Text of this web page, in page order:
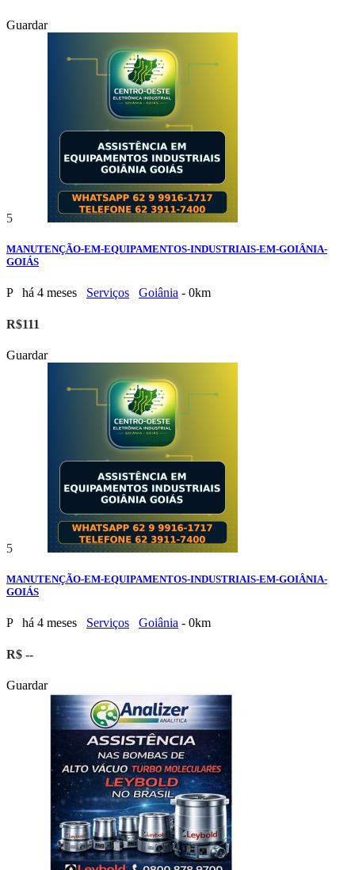
Guardar
5
MANUTENÇÃO-EM-EQUIPAMENTOS-INDUSTRIAIS-EM-GOIÂNIA-
GOIÁS
P há 4 meses Serviços Goiânia - 0km
R$111
Guardar
5
MANUTENÇÃO-EM-EQUIPAMENTOS-INDUSTRIAIS-EM-GOIÂNIA-
GOIÁS
P há 4 meses Serviços Goiânia - 0km
R$ --
Guardar